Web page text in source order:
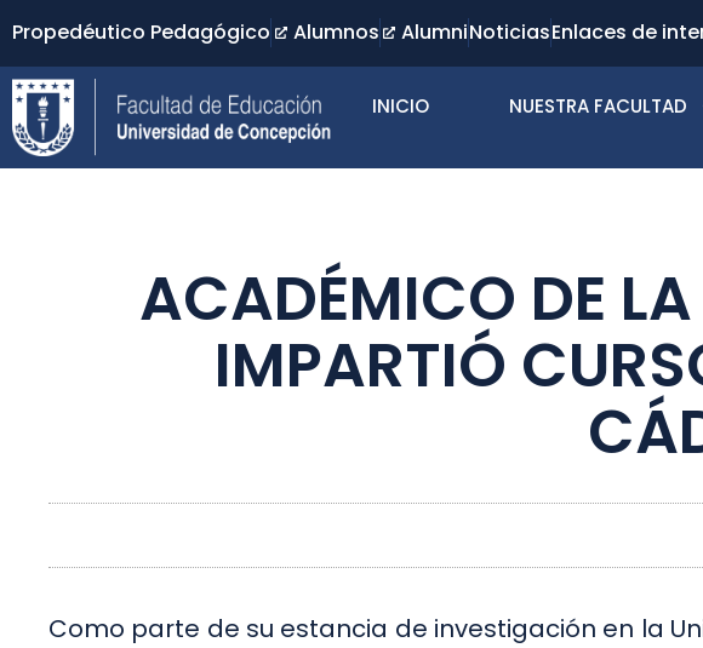
Propedéutico Pedagógico Alumnos AlumniNoticiasEnlaces de
INICIO NUESTRA FACULTAD
ACADÉMICO DE
IMPARTIÓ
Como parte de su estancia de investigación en la